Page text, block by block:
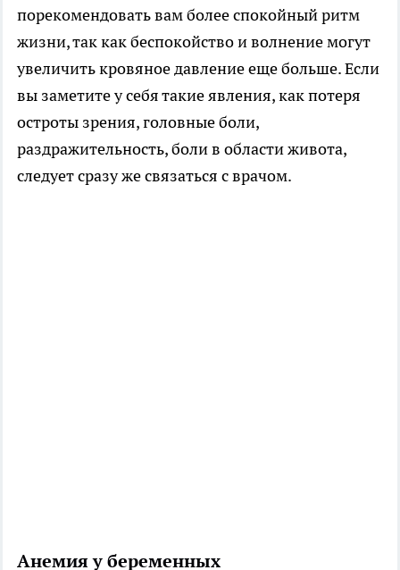
порекомендовать вам более спокойный ритм
жизни, так как беспокойство и волнение могут
увеличить кровяное давление еще больше. Если
вы заметите у себя такие явления, как потеря
остроты зрения, головные боли,
раздражительность, боли в области живота,
следует сразу же связаться с врачом.
Анемия у беременных